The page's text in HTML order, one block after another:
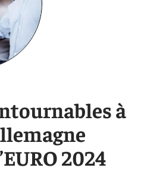
à
2024